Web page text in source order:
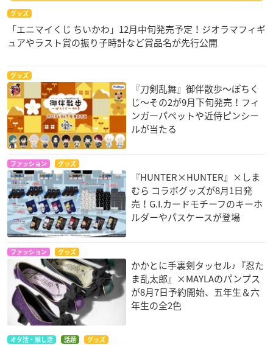
グッズ
「エニマイくじ ちいかわ」12月中旬発売予定！ジオラマフィギ
ュアやラスト賞の振り子時計など賞品名が先行公開
グッズ
『刀剣乱舞』御伴散歩～ぽちく
じ～その2が9月下旬発売！フィ
ンガーパペットや近侍ピンシー
ルが当たる
ファッション グッズ
『HUNTER×HUNTER』×しま
むら コラボグッズが8月1日発
売！G.I.カードモチーフのキーホ
ルダーやパスケースが登場
ファッション グッズ
かかとに手裏剣タッセル♪『忍た
ま乱太郎』×MAYLAのパンプス
が8月7日予約開始、五年生＆六
年生の全2色
オタ活・推し活 話題 グッズ